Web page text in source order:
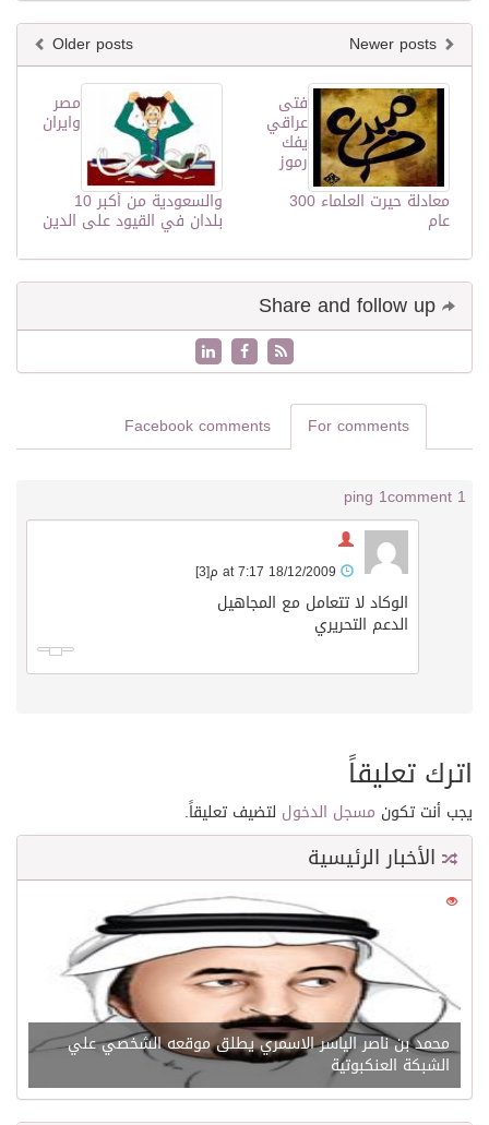
Older posts
مصر
وايران
والسعودية من أكبر 10
بلدان في القيود على الدين
فتى
عراقي
يفك
رموز
معادلة حيرت العلماء 300
عام
For comments
Facebook comments
1 comment
1 ping
[3]
الوكاد لا تتعامل مع المجاهيل
الدعم التحريري
اترك تعليقاً
يجب أنت تكون مسجل الدخول لتضيف تعليقاً.
الأخبار الرئيسية
21599
محمد بن ناصر الياسر الاسمري يطلق موقعه الشخصي علي
الشبكة العنكبوتية